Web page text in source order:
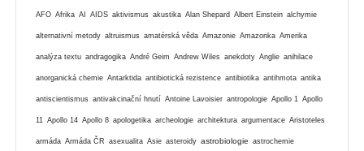
AFO Afrika AI AIDS aktivismus akustika Alan Shepard Albert Einstein alchymie
alternativní metody altruismus amatérská věda Amazonie Amazonka Amerika
analýza textu andragogika André Geim Andrew Wiles anekdoty Anglie anihilace
anorganická chemie Antarktida antibiotická rezistence antibiotika antihmota antika
antiscientismus antivakcinační hnutí Antoine Lavoisier antropologie Apollo 1 Apollo
11 Apollo 14 Apollo 8 apologetika archeologie architektura argumentace Aristoteles
armáda Armáda ČR asexualita Asie asteroidy astrobiologie astrochemie